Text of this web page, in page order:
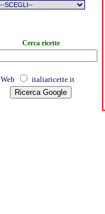
Cerca ricette
Web italiaricette.it